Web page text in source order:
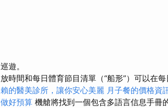
巡遊。
放時間和每日體育節目清單（“船形”）可以在
賴的醫美診所，讓你安心美麗 月子餐的價格資
做好預算 機艙將找到一個包含多語言信息手冊